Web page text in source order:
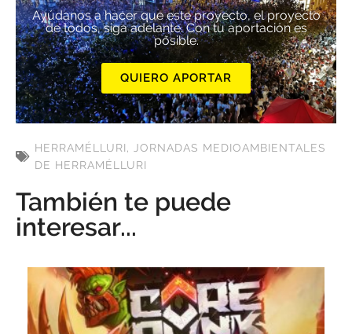
Ayúdanos a hacer que este proyecto, el proyecto
de todos, siga adelante. Con tu aportación es
posible.
QUIERO APORTAR
HERRAMÉLLURI,
JORNADAS MEDIOAMBIENTALES
DE HERRAMÉLLURI
También te puede
interesar...